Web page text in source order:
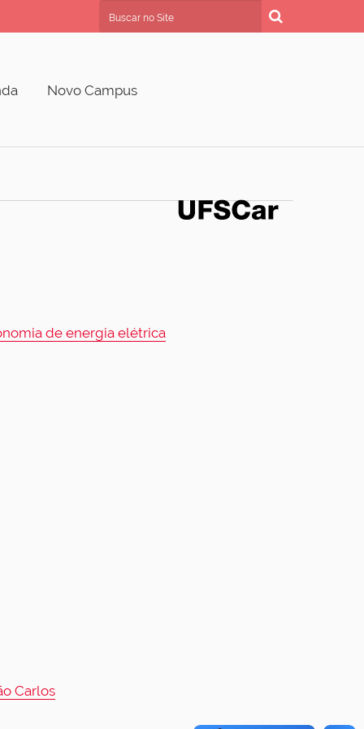
Busca Avançada…
Novo Campus
de energia elétrica
Carlos